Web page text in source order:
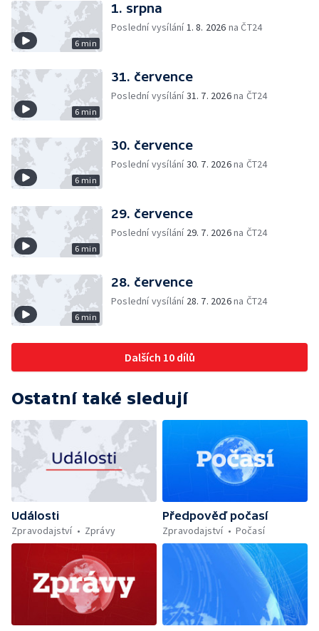
6 min
1. srpna
Poslední vysílání1. 8. 2026 na ČT24
6 min
31. července
Poslední vysílání31. 7. 2026na ČT24
6 min
30. července
Poslední vysílání30. 7. 2026na ČT24
6 min
29. července
Poslední vysílání 29. 7. 2026na ČT24
6 min
28. července
Poslední vysílání 28. 7. 2026na ČT24
Dalších 10 dílů
Ostatní také sledují
Události
Zpravodajství
Zprávy
Předpověď počasí
Zpravodajství
Počasí